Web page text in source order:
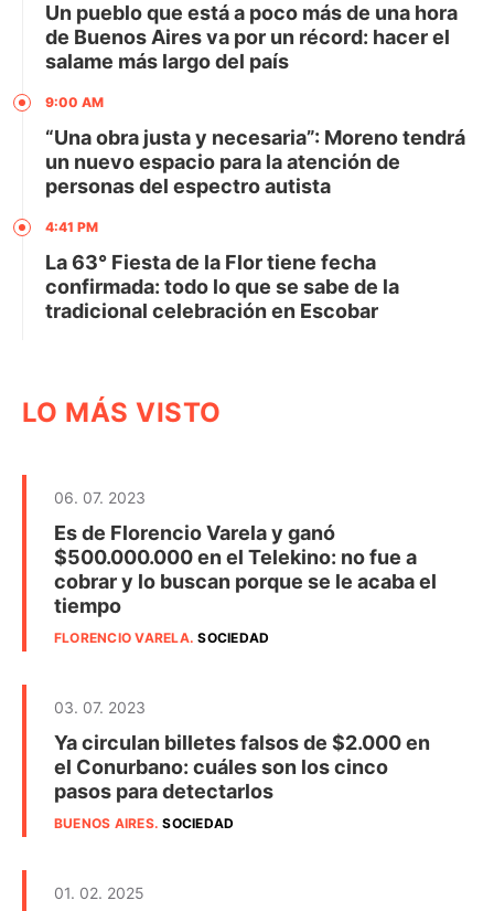
Un pueblo que está a poco más de una hora
de Buenos Aires va por un récord: hacer el
salame más largo del país
9:00 AM
“Una obra justa y necesaria”: Moreno tendrá
un nuevo espacio para la atención de
personas del espectro autista
4:41 PM
La 63° Fiesta de la Flor tiene fecha
confirmada: todo lo que se sabe de la
tradicional celebración en Escobar
LO MÁS VISTO
06. 07. 2023
Es de Florencio Varela y ganó
$500.000.000 en el Telekino: no fue a
cobrar y lo buscan porque se le acaba el
tiempo
FLORENCIO VARELA.SOCIEDAD
03. 07. 2023
Ya circulan billetes falsos de $2.000 en
el Conurbano: cuáles son los cinco
pasos para detectarlos
BUENOS AIRES.SOCIEDAD
01. 02. 2025